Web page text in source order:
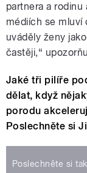
partnera a rodinu
médiích se mluví
uváděly ženy
častěji,“
Jaké tři pilíře
dělat, když
porodu
Poslechněte si
Poslechněte si